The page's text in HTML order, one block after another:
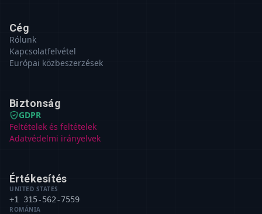
Cég
Rólunk
Kapcsolatfelvétel
Európai közbeszerzések
Biztonság
GDPR
Feltételek és feltételek
Adatvédelmi irányelvek
Értékesítés
UNITED STATES
+1 315-562-7559
ROMÁNIA